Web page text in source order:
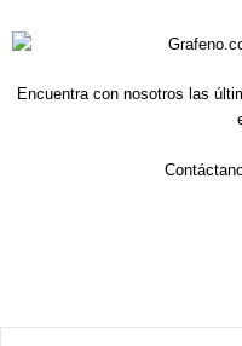
Encuentra con nosotros las